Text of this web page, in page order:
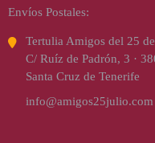
Envíos Postales:
Tertulia Amigos del 25
C/ Ruíz de Padrón, 3 ·
Santa Cruz de Tenerife
info@amigos25julio.com